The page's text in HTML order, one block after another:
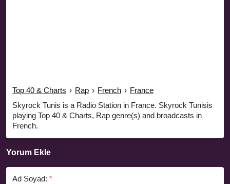
Top 40 & Charts › Rap › French › France
Skyrock Tunis is a Radio Station in France. Skyrock Tunisis
playing Top 40 & Charts, Rap genre(s) and broadcasts in
French.
Yorum Ekle
Ad Soyad: *